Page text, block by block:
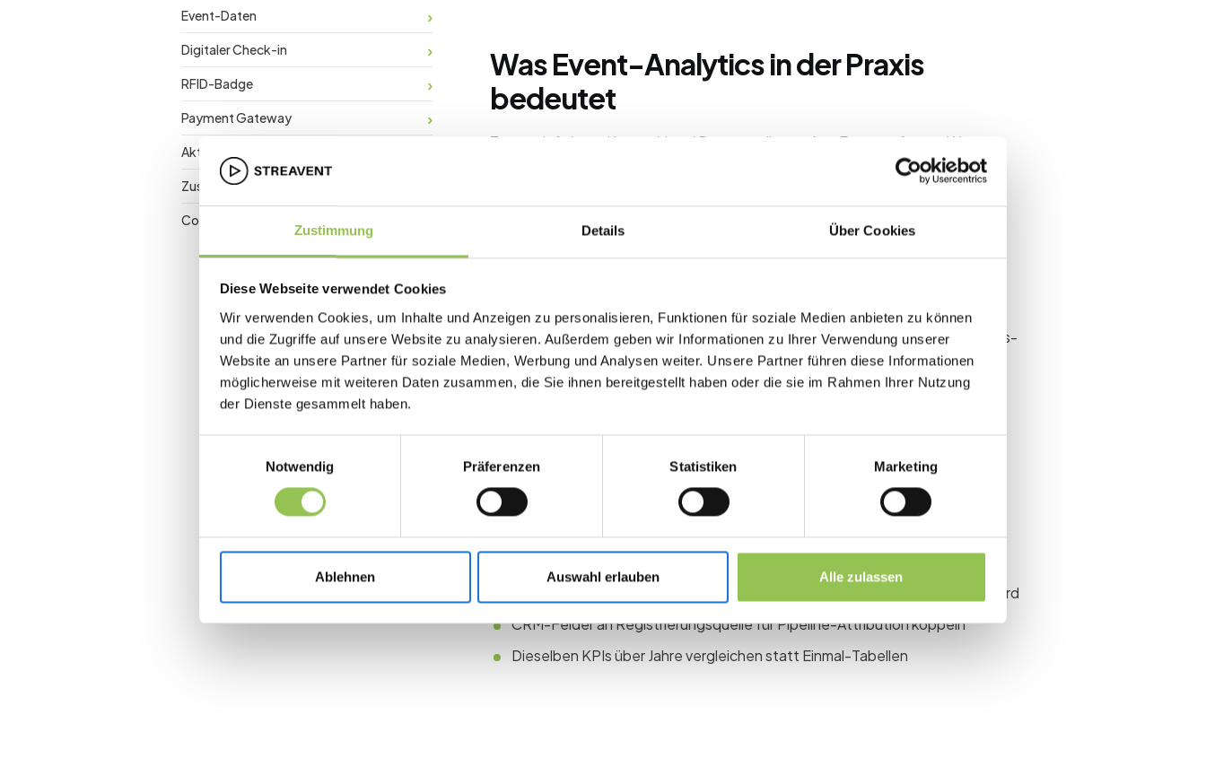
Zustimmung Details Über Cookies
Diese Webseite verwendet Cookies
Wir verwenden Cookies, um Inhalte und Anzeigen zu personalisieren, Funktionen für soziale Medien anbieten zu können
und die Zugriffe auf unsere Website zu analysieren. Außerdem geben wir Informationen zu Ihrer Verwendung unserer
Website an unsere Partner für soziale Medien, Werbung und Analysen weiter. Unsere Partner führen diese Informationen
möglicherweise mit weiteren Daten zusammen, die Sie ihnen bereitgestellt haben oder die sie im Rahmen Ihrer Nutzung
der Dienste gesammelt haben.
Notwendig
Präferenzen Statistiken Marketing
Ablehnen Auswahl erlauben Alle zulassen
Event-Daten
Digitaler Check-in
RFID-Badge
Payment Gateway
Aktivierung vor Ort
Zuschauerbindung
Conversion Rate
Was Event-Analytics in der Praxis
bedeutet
Teams definieren Kennzahl und Datenquelle vor dem Event, erfassen Werte
konsistent und besprechen Ergebnisse im Debrief mit Finance, Marketing und
Ohne gemeinsame Kennzahl-Definition werden Events nur nach Anwesenheits-
Anekdoten beurteilt und strategischer Impact verschwindet in Folien.
Check-in-Rate und No-Show-Rate
Session-Auslastung und Sponsoren-Interaktionen
Typische Setups: Event-Analytics
Formel und Owner im Event-Brief festlegen, bevor Budget freigegeben wird
CRM-Felder an Registrierungsquelle für Pipeline-Attribution koppeln
Dieselben KPIs über Jahre vergleichen statt Einmal-Tabellen